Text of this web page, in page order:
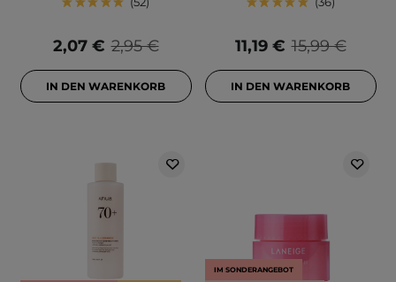
2,95 €
2,07 €
IN DEN WARENKORB
15,99 €
11,19 €
IN DEN WARENKORB
IM SONDERANGEBOT